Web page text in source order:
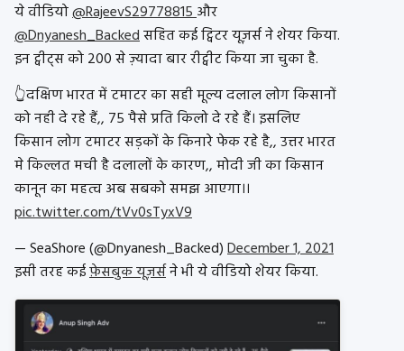
ये वीडियो@RajeevS29778815और
@Dnyanesh_Backedसहित कई ट्विटर यूज़र्स ने शेयर किया.
इन ट्वीट्स को 200 से ज़्यादा बार रीट्वीट किया जा चुका है.
👆दक्षिण भारत में टमाटर का सही मूल्य दलाल लोग किसानों
को नही दे रहे हैं,, 75 पैसे प्रति किलो दे रहे हैं। इसलिए
किसान लोग टमाटर सड़कों के किनारे फेक रहे है,, उत्तर भारत
मे किल्लत मची है दलालों के कारण,, मोदी जी का किसान
कानून का महत्व अब सबको समझ आएगा।।
pic.twitter.com/tVv0sTyxV9
— SeaShore (@Dnyanesh_Backed)December 1, 2021
इसी तरह कईफ़ेसबुक यूज़र्सने भी ये वीडियो शेयर किया.